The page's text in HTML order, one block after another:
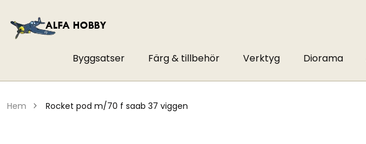
Byggsatser Färg & tillbehör Verktyg Diorama
hem rocket pod m/70 f saab 37 viggen